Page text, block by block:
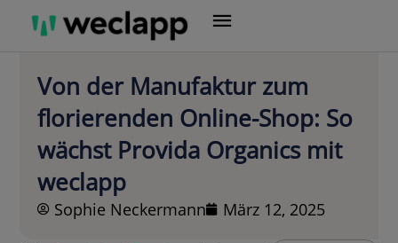
Zum
Inhalt
Von der Manufaktur zum
florierenden Online-Shop: So
wächst Provida Organics mit
weclapp
Sophie Neckermann
März 12, 2025